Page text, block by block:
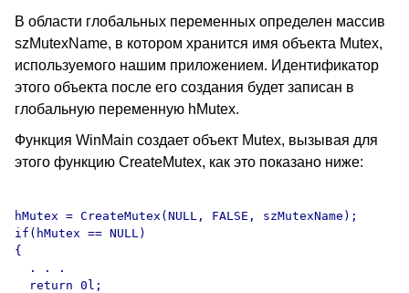
В области глобальных переменных определен массив
szMutexName, в котором хранится имя объекта Mutex,
используемого нашим приложением. Идентификатор
этого объекта после его создания будет записан в
глобальную переменную hMutex.
Функция WinMain создает объект Mutex, вызывая для
этого функцию CreateMutex, как это показано ниже:
hMutex = CreateMutex(NULL, FALSE, szMutexName);
if(hMutex == NULL)
{
  . . .
  return 0l;